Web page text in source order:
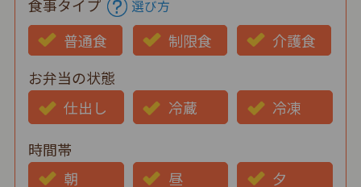
食事タイプ 選び方
普通食 制限食
介護食
お弁当の状態
仕出し
冷蔵
冷凍
時間帯
朝
昼
夕